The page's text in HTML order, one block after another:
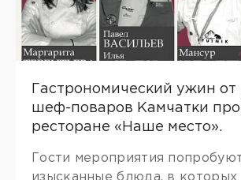
Гастрономический ужин
шеф-поваров Камчатки
ресторане «Наше место».
Гости мероприятия
изысканные блюда, в которых